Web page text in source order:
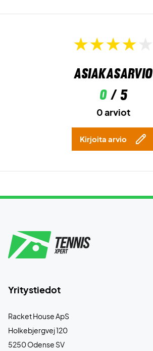
Asiakasarvio
0/ 5
0 arviot
Kirjoita arvio
Yritystiedot
Racket House ApS
Holkebjergvej 120
5250 Odense SV